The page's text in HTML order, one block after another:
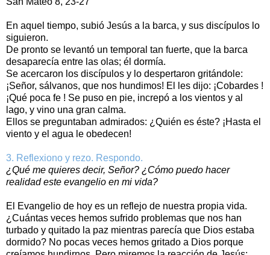
En aquel tiempo, subió Jesús a la barca, y sus discípulos lo
siguieron.
De pronto se levantó un temporal tan fuerte, que la barca
desaparecía entre las olas; él dormía.
Se acercaron los discípulos y lo despertaron gritándole:
¡Señor, sálvanos, que nos hundimos! El les dijo: ¡Cobardes !
¡Qué poca fe ! Se puso en pie, increpó a los vientos y al
lago, y vino una gran calma.
Ellos se preguntaban admirados: ¿Quién es éste? ¡Hasta el
viento y el agua le obedecen!
3. Reflexiono y rezo. Respondo.
¿Qué me quieres decir, Señor? ¿Cómo puedo hacer
realidad este evangelio en mi vida?
El Evangelio de hoy es un reflejo de nuestra propia vida.
¿Cuántas veces hemos sufrido problemas que nos han
turbado y quitado la paz mientras parecía que Dios estaba
dormido? No pocas veces hemos gritado a Dios porque